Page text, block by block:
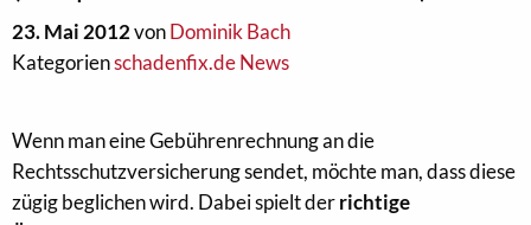
23. Mai 2012vonDominik Bach
Kategorienschadenfix.de News
Wenn man eine Gebührenrechnung an die
Rechtsschutzversicherung sendet, möchte man, dass diese
zügig beglichen wird. Dabei spielt derrichtige